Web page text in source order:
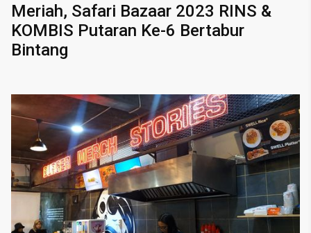
Meriah, Safari Bazaar 2023 RINS &
KOMBIS Putaran Ke-6 Bertabur
Bintang